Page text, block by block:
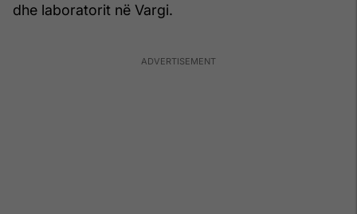
dhe laboratorit në Vargi.